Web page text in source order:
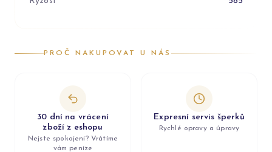
PROČ NAKUPOVAT U NÁS
30 dní na vrácení
zboží z eshopu
Nejste spokojeni? Vrátíme
vám peníze
Expresní servis šperků
Rychlé opravy a úpravy